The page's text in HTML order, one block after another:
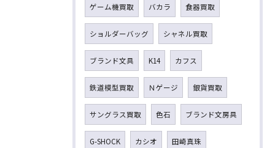
ゲーム機買取 バカラ 食器買取
ショルダーバッグ シャネル買取
ブランド文具 K14 カフス
鉄道模型買取 Ｎゲージ 銀貨買取
サングラス買取 色石 ブランド文房具
G-SHOCK カシオ 田崎真珠